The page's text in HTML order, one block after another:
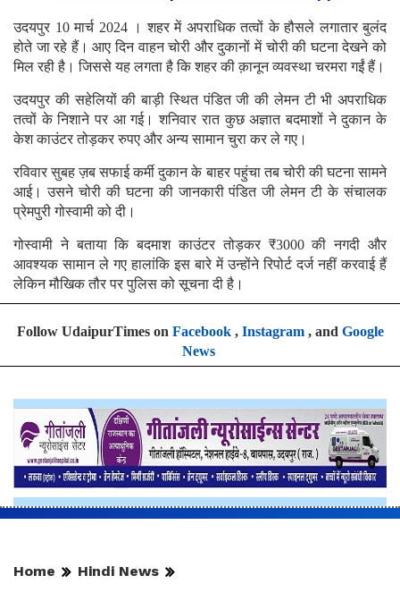
उदयपुर 10 मार्च 2024 । शहर में अपराधिक तत्वों के हौसले लगातार बुलंद
होते जा रहे हैं। आए दिन वाहन चोरी और दुकानों में चोरी की घटना देखने को
मिल रही है। जिससे यह लगता है कि शहर की क़ानून व्यवस्था चरमरा गईं हैं।
उदयपुर की सहेलियों की बाड़ी स्थित पंडित जी की लेमन टी भी अपराधिक
तत्वों के निशाने पर आ गई। शनिवार रात कुछ अज्ञात बदमाशों ने दुकान के
केश काउंटर तोड़कर रुपए और अन्य सामान चुरा कर ले गए।
रविवार सुबह ज़ब सफाई कर्मी दुकान के बाहर पहुंचा तब चोरी की घटना सामने
आई। उसने चोरी की घटना की जानकारी पंडित जी लेमन टी के संचालक
प्रेमपुरी गोस्वामी को दी।
गोस्वामी ने बताया कि बदमाश काउंटर तोड़कर ₹3000 की नगदी और
आवश्यक सामान ले गए हालांकि इस बारे में उन्होंने रिपोर्ट दर्ज नहीं करवाई हैं
लेकिन मौखिक तौर पर पुलिस को सूचना दी है।
Follow UdaipurTimes on Facebook, Instagram, and Google
News
Home Hindi News